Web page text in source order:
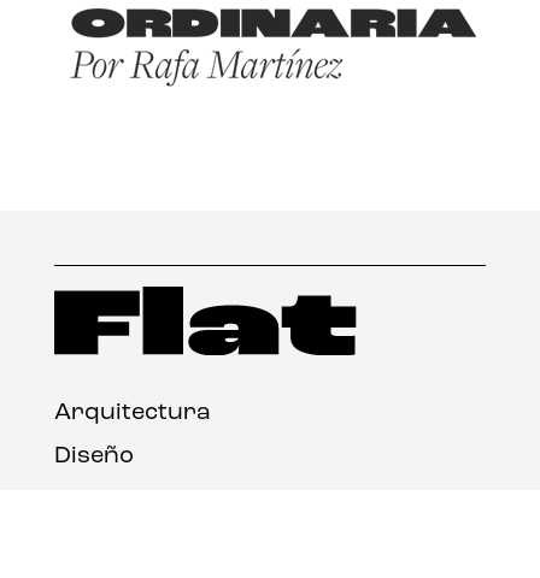
Arquitectura
Diseño